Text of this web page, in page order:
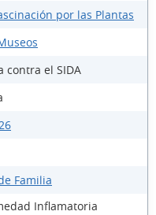
por las Plantas
contra el SIDA
Familia
Inflamatoria